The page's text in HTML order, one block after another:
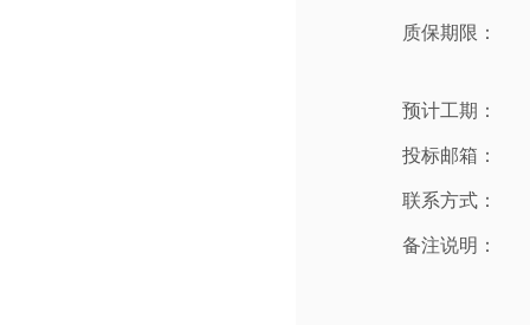
质保期限：
预计工期：
投标邮箱：
联系方式：
备注说明：